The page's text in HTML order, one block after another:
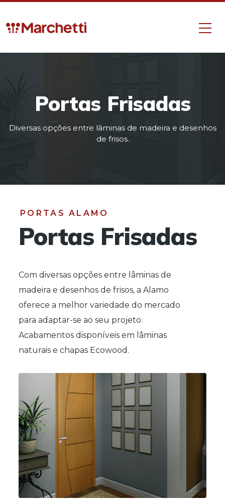
Portas Frisadas
Diversas opções entre lâminas de madeira e desenhos
de frisos.
PORTAS ALAMO
Portas Frisadas
Com diversas opções entre lâminas de
madeira e desenhos de frisos, a Alamo
oferece a melhor variedade do mercado
para adaptar-se ao seu projeto.
Acabamentos disponíveis em lâminas
naturais e chapas Ecowood.